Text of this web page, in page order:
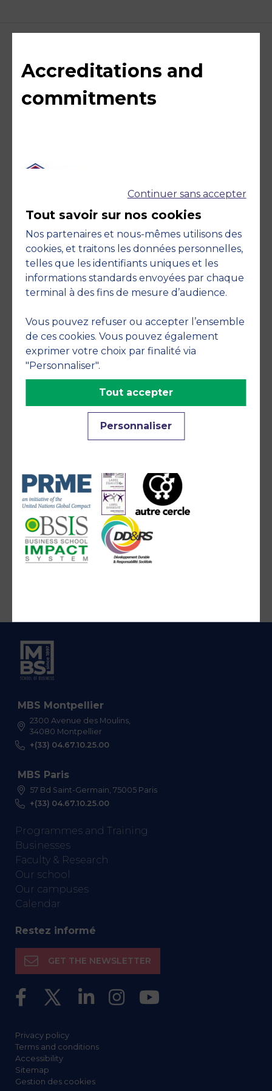
Accreditations and
commitments
Accreditations
Member of
MBS Montpellier
2300 Avenue des Moulins,
34080 Montpellier
+(33) 04.67.10.25.00
MBS Paris
57 Bd Saint-Germain, 75005 Paris
+(33) 04.67.10.25.00
Programmes and Training
Businesses
Faculty & Research
Our school
Our campuses
Calendar
Restez informé
GET THE NEWSLETTER
Privacy policy
Terms and conditions
Accessibility
Sitemap
Gestion des cookies
Continuer sans accepter
Tout savoir sur nos cookies
Nos partenaires et nous-mêmes utilisons des
cookies, et traitons les données personnelles,
telles que les identifiants uniques et les
informations standards envoyées par chaque
terminal à des fins de mesure d’audience.
Vous pouvez refuser ou accepter l’ensemble
de ces cookies. Vous pouvez également
exprimer votre choix par finalité via
"Personnaliser".
Personnaliser
Tout accepter